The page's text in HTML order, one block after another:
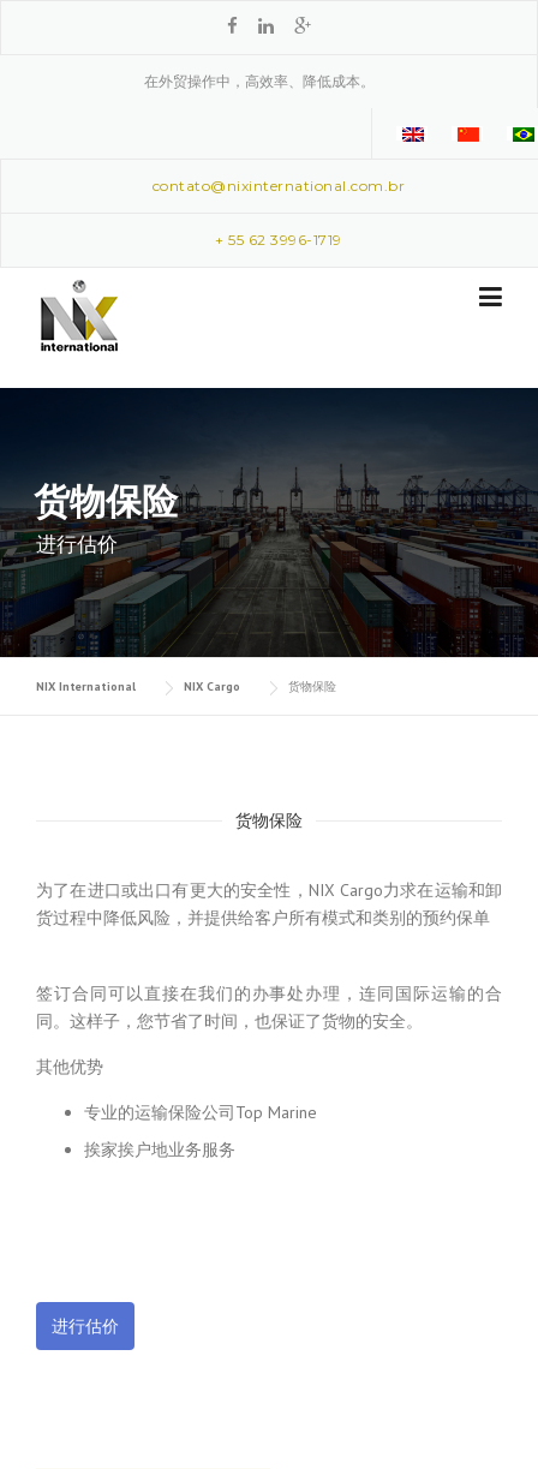
在外贸操作中，高效率、降低成本。
contato@nixinternational.com.br
+ 55 62 3996-1719
货物保险
进行估价
NIX International NIX Cargo 货物保险
货物保险
为了在进口或出口有更大的安全性，NIX Cargo力求在运输和卸
货过程中降低风险，并提供给客户所有模式和类别的预约保单
签订合同可以直接在我们的办事处办理，连同国际运输的合
同。这样子，您节省了时间，也保证了货物的安全。
其他优势
专业的运输保险公司Top Marine
挨家挨户地业务服务
进行估价